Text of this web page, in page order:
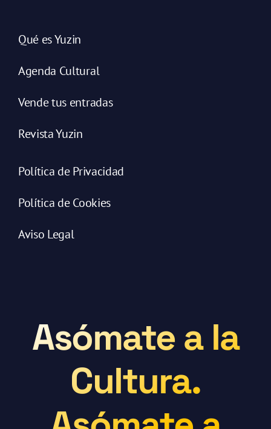
Qué es Yuzin
Agenda Cultural
Vende tus entradas
Revista Yuzin
Política de Privacidad
Política de Cookies
Aviso Legal
Asómate a la
Cultura.